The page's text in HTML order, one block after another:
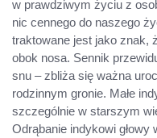
w prawdziwym życiu z
nic cennego do naszego
traktowane jest jako znak,
obok nosa. Sennik
snu – zbliża się ważna
rodzinnym gronie. Małe
szczególnie w starszym
Odrąbanie indykowi głowy